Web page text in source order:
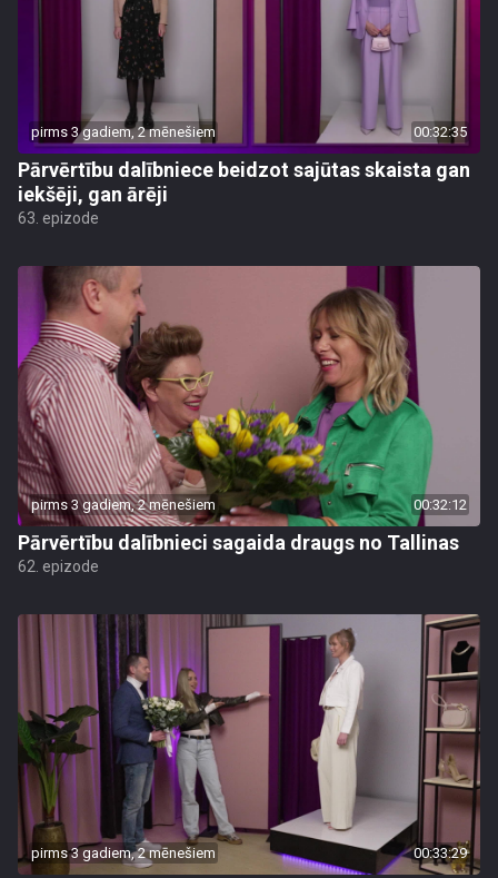
pirms 3 gadiem, 2 mēnešiem 00:32:35
Pārvērtību dalībniece beidzot sajūtas skaista gan
iekšēji, gan ārēji
63. epizode
pirms 3 gadiem, 2 mēnešiem 00:32:12
Pārvērtību dalībnieci sagaida draugs no Tallinas
62. epizode
pirms 3 gadiem, 2 mēnešiem 00:33:29